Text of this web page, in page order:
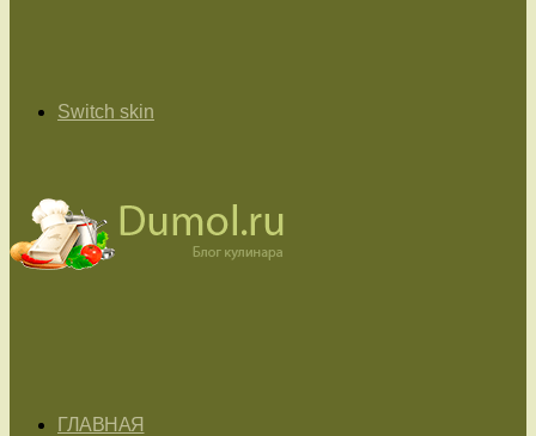
Switch skin
ГЛАВНАЯ